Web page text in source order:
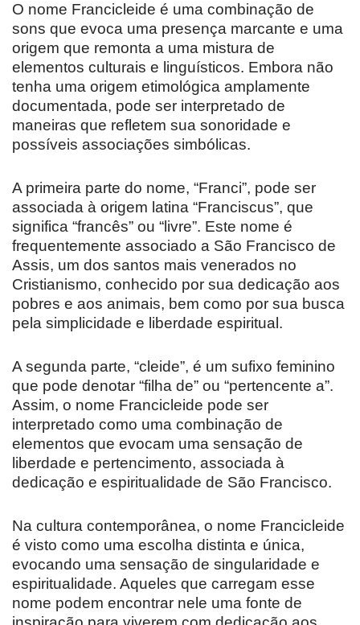
O nome Francicleide é uma combinação de
sons que evoca uma presença marcante e uma
origem que remonta a uma mistura de
elementos culturais e linguísticos. Embora não
tenha uma origem etimológica amplamente
documentada, pode ser interpretado de
maneiras que refletem sua sonoridade e
possíveis associações simbólicas.
A primeira parte do nome, “Franci”, pode ser
associada à origem latina “Franciscus”, que
significa “francês” ou “livre”. Este nome é
frequentemente associado a São Francisco de
Assis, um dos santos mais venerados no
Cristianismo, conhecido por sua dedicação aos
pobres e aos animais, bem como por sua busca
pela simplicidade e liberdade espiritual.
A segunda parte, “cleide”, é um sufixo feminino
que pode denotar “filha de” ou “pertencente a”.
Assim, o nome Francicleide pode ser
interpretado como uma combinação de
elementos que evocam uma sensação de
liberdade e pertencimento, associada à
dedicação e espiritualidade de São Francisco.
Na cultura contemporânea, o nome Francicleide
é visto como uma escolha distinta e única,
evocando uma sensação de singularidade e
espiritualidade. Aqueles que carregam esse
nome podem encontrar nele uma fonte de